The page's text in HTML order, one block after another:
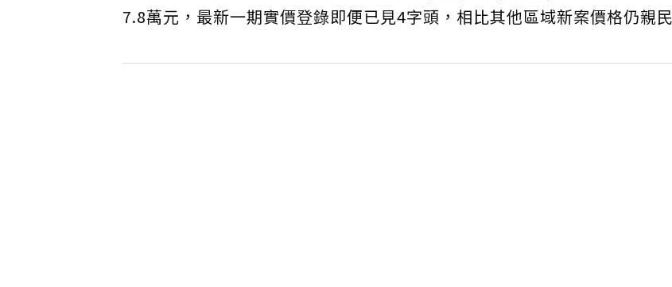
7.8萬元，最新一期實價登錄即便已見4字頭，相比其他區域新案價格仍親